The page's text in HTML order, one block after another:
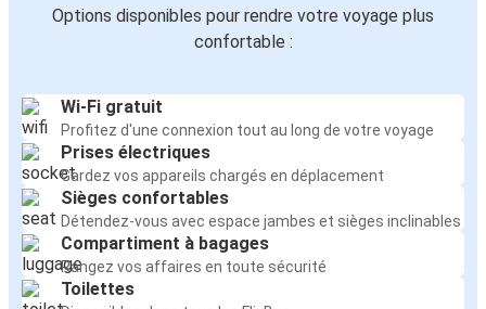
Nice
Nice
Nice
Toulouse
Nice
Florence
Options disponibles pour rendre votre voyage plus
confortable :
Wi-Fi gratuit
Profitez d'une connexion tout au long de votre voyage
Prises électriques
Gardez vos appareils chargés en déplacement
Sièges confortables
Détendez-vous avec espace jambes et sièges inclinables
Compartiment à bagages
Rangez vos affaires en toute sécurité
Toilettes